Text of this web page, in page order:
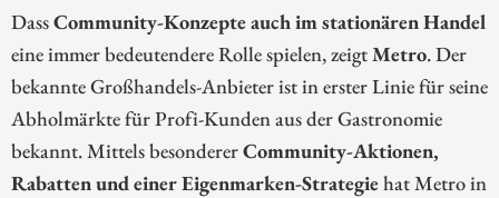
DassCommunity-Konzepte auch im stationären Handel
eine immer bedeutendere Rolle spielen, zeigtMetro. Der
bekannte Großhandels-Anbieter ist in erster Linie für seine
Abholmärkte für Profi-Kunden aus der Gastronomie
bekannt. Mittels besondererCommunity-Aktionen,
Rabatten und einer Eigenmarken-Strategiehat Metro in